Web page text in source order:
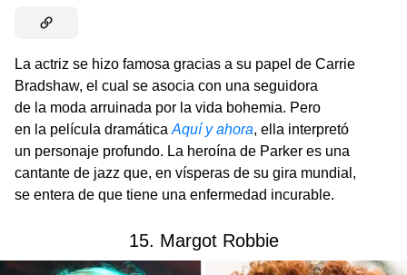
La actriz se hizo famosa gracias a su papel de Carrie
Bradshaw, el cual se asocia con una seguidora
de la moda arruinada por la vida bohemia. Pero
en la película dramáticaAquí y ahora, ella interpretó
un personaje profundo. La heroína de Parker es una
cantante de jazz que, en vísperas de su gira mundial,
se entera de que tiene una enfermedad incurable.
15. Margot Robbie